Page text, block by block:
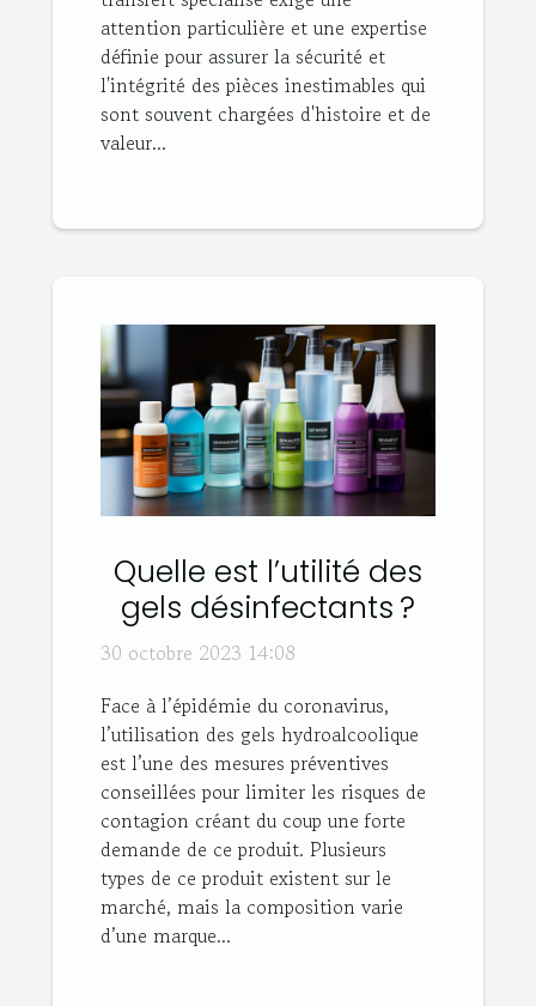
attention particulière et une expertise
définie pour assurer la sécurité et
l'intégrité des pièces inestimables qui
sont souvent chargées d'histoire et de
valeur...
Quelle est l’utilité des
gels désinfectants ?
30 octobre 2023 14:08
Face à l’épidémie du coronavirus,
l’utilisation des gels hydroalcoolique
est l’une des mesures préventives
conseillées pour limiter les risques de
contagion créant du coup une forte
demande de ce produit. Plusieurs
types de ce produit existent sur le
marché, mais la composition varie
d’une marque...